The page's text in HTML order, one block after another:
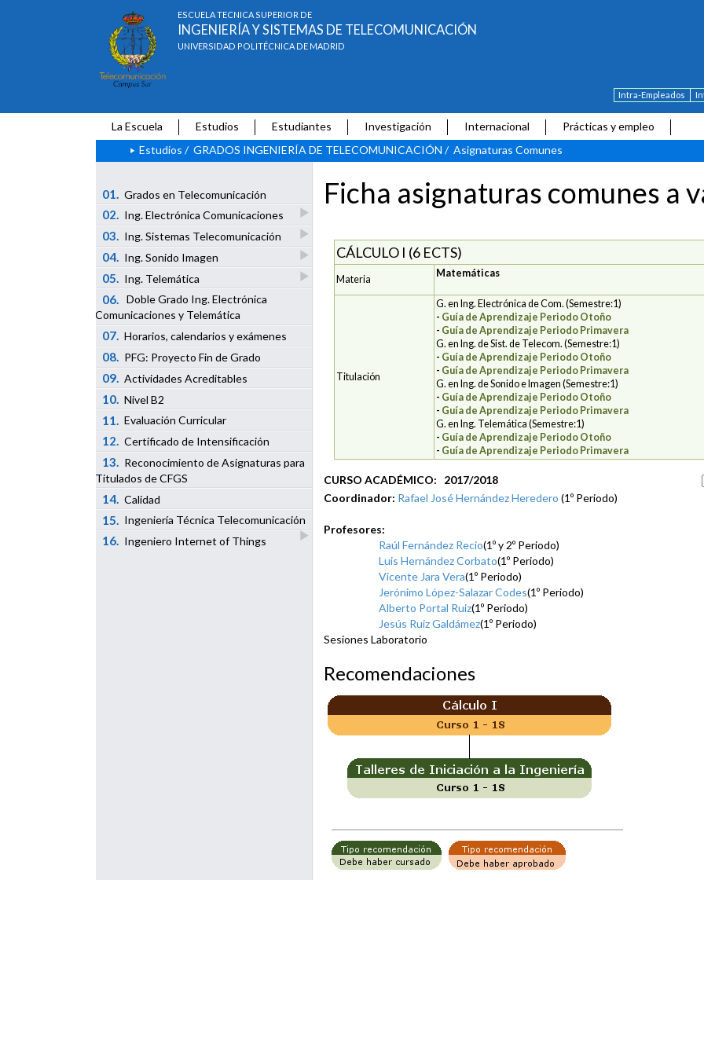
ESCUELA TÉCNICA SUPERIOR DE
INGENIERÍA Y SISTEMAS DE TELECOMUNICACIÓN
UNIVERSIDAD POLITÉCNICA DE MADRID
Intra-Empleados
La Escuela Estudios Estudiantes Investigación Internacional
Prácticas y empleo
Estudios / GRADOS INGENIERÍA DE TELECOMUNICACIÓN / Asignaturas Comunes
01. Grados en Telecomunicación
02. Ing. Electrónica Comunicaciones
03. Ing. Sistemas Telecomunicación
04. Ing. Sonido Imagen
05. Ing. Telemática
06.
Doble Grado Ing. Electrónica
Comunicaciones y Telemática
07. Horarios, calendarios y exámenes
08. PFG: Proyecto Fin de Grado
09. Actividades Acreditables
10. Nivel B2
11. Evaluación Curricular
12. Certificado de Intensificación
13. Reconocimiento de Asignaturas para
Titulados de CFGS
14. Calidad
15. Ingeniería Técnica Telecomunicación
16. Ingeniero Internet of Things
Ficha asignaturas comunes a
CÁLCULO I (6 ECTS)
Materia
Matemáticas
Titulación
G. en Ing. Electrónica de Com. (Semestre:1)
- Guía de Aprendizaje Periodo Otoño
- Guía de Aprendizaje Periodo Primavera
G. en Ing. de Sist. de Telecom. (Semestre:1)
- Guía de Aprendizaje Periodo Otoño
- Guía de Aprendizaje Periodo Primavera
G. en Ing. de Sonido e Imagen (Semestre:1)
- Guía de Aprendizaje Periodo Otoño
- Guía de Aprendizaje Periodo Primavera
G. en Ing. Telemática (Semestre:1)
- Guía de Aprendizaje Periodo Otoño
- Guía de Aprendizaje Periodo Primavera
CURSO ACADÉMICO: 2017/2018
Coordinador: Rafael José Hernández Heredero (1º Periodo)
Profesores:
Raúl Fernández Recio(1º y 2º Periodo)
Luis Hernández Corbato(1º Periodo)
Vicente Jara Vera(1º Periodo)
Jerónimo López-Salazar Codes(1º Periodo)
Alberto Portal Ruiz(1º Periodo)
Jesús Ruiz Galdámez(1º Periodo)
Sesiones Laboratorio
Recomendaciones